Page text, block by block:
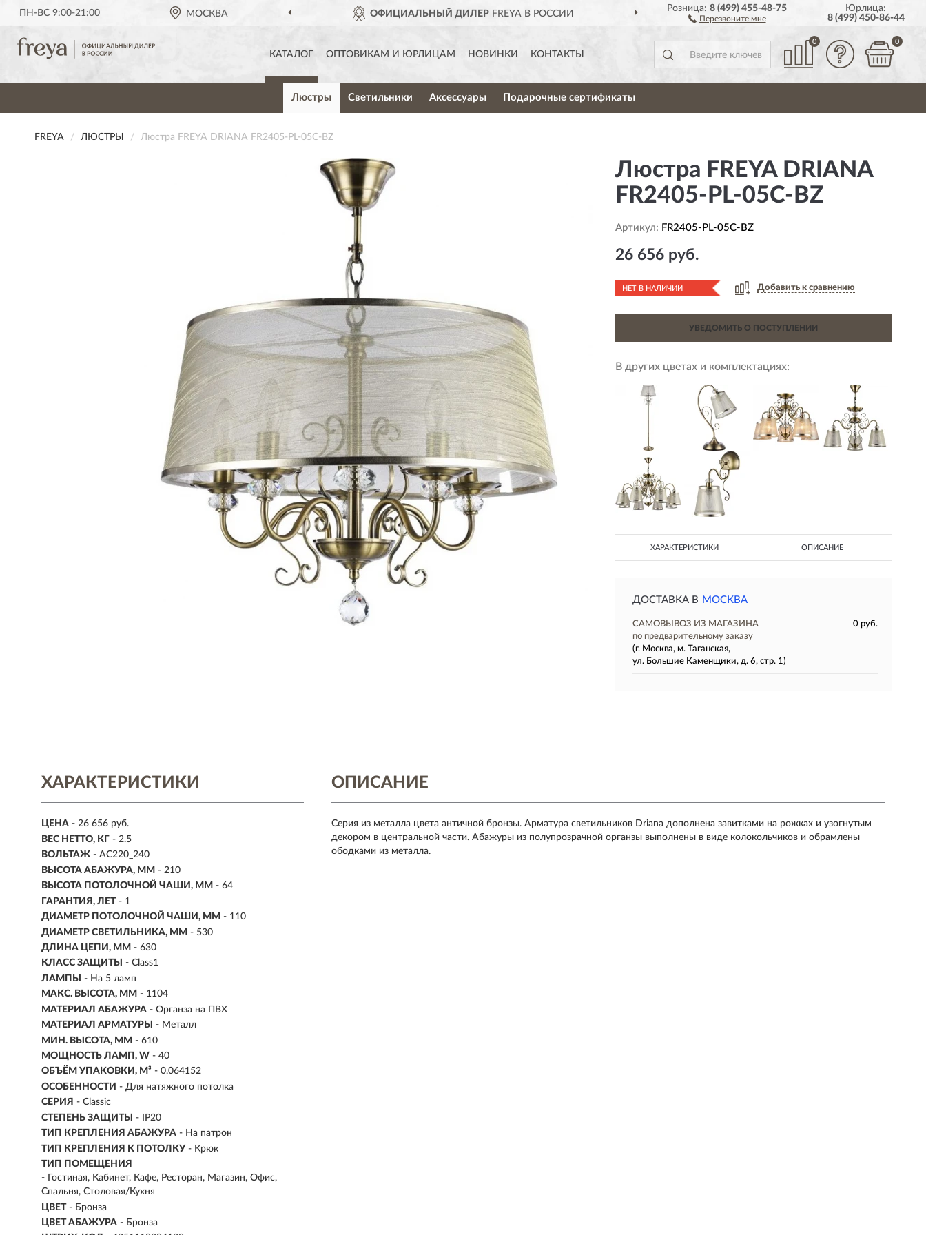
ПН-ВС 9:00-21:00 МОСКВА ОФИЦИАЛЬНЫЙ ДИЛЕРFREYA В РОССИИ ДОСТАВИМ ПО ВСЕЙ РОССИИ
Розница:8 (499) 455-48-75
Перезвоните мне
Юрлица:
8 (499) 450-86-44
КАТАЛОГ ОПТОВИКАМ И ЮРЛИЦАМ НОВИНКИ КОНТАКТЫ
0 0
Люстры Светильники Аксессуары Подарочные сертификаты
FREYA ЛЮСТРЫ Люстра FREYA DRIANA FR2405-PL-05C-BZ
Люстра FREYA DRIANA
FR2405-PL-05C-BZ
Артикул: FR2405-PL-05C-BZ
26 656 руб.
НЕТ В НАЛИЧИИ Добавить к сравнению
УВЕДОМИТЬ О ПОСТУПЛЕНИИ
В других цветах и комплектациях:
ХАРАКТЕРИСТИКИ ОПИСАНИЕ
ДОСТАВКА В МОСКВА
САМОВЫВОЗ ИЗ МАГАЗИНА
0 руб.
по предварительному заказу
(г. Москва, м. Таганская,
ул. Большие Каменщики, д. 6, стр. 1)
ХАРАКТЕРИСТИКИ
ЦЕНА - 26 656 руб.
ВЕС НЕТТО, КГ - 2.5
ВОЛЬТАЖ - AC220_240
ВЫСОТА АБАЖУРА, ММ - 210
ВЫСОТА ПОТОЛОЧНОЙ ЧАШИ, ММ - 64
ГАРАНТИЯ, ЛЕТ - 1
ДИАМЕТР ПОТОЛОЧНОЙ ЧАШИ, ММ - 110
ДИАМЕТР СВЕТИЛЬНИКА, ММ - 530
ДЛИНА ЦЕПИ, ММ - 630
КЛАСС ЗАЩИТЫ
- Class1
ЛАМПЫ
- На 5 ламп
МАКС. ВЫСОТА, ММ - 1104
МАТЕРИАЛ АБАЖУРА - Органза на ПВХ
МАТЕРИАЛ АРМАТУРЫ
- Металл
МИН. ВЫСОТА, ММ - 610
МОЩНОСТЬ ЛАМП, W - 40
ОБЪЁМ УПАКОВКИ, М³ - 0.064152
ОСОБЕННОСТИ - Для натяжного потолка
СЕРИЯ - Classic
СТЕПЕНЬ ЗАЩИТЫ
- IP20
ТИП КРЕПЛЕНИЯ АБАЖУРА - На патрон
ТИП КРЕПЛЕНИЯ К ПОТОЛКУ - Крюк
ТИП ПОМЕЩЕНИЯ
- Гостиная, Кабинет, Кафе, Ресторан, Магазин, Офис,
Спальня, Столовая/Кухня
ЦВЕТ - Бронза
ЦВЕТ АБАЖУРА - Бронза
ОПИСАНИЕ
Серия из металла цвета античной бронзы. Арматура светильников Driana дополнена завитками на рожках и узогнутым
декором в центральной части. Абажуры из полупрозрачной органзы выполнены в виде колокольчиков и обрамлены
ободками из металла.